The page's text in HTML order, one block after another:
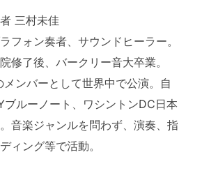
三村未佳
フォン奏者、サウンドヒーラー。
修了後、バークリー音大卒業。
ンバーとして世界中で公演。自
ブルーノート、ワシントンDC日本
音楽ジャンルを問わず、演奏、指
ィング等で活動。